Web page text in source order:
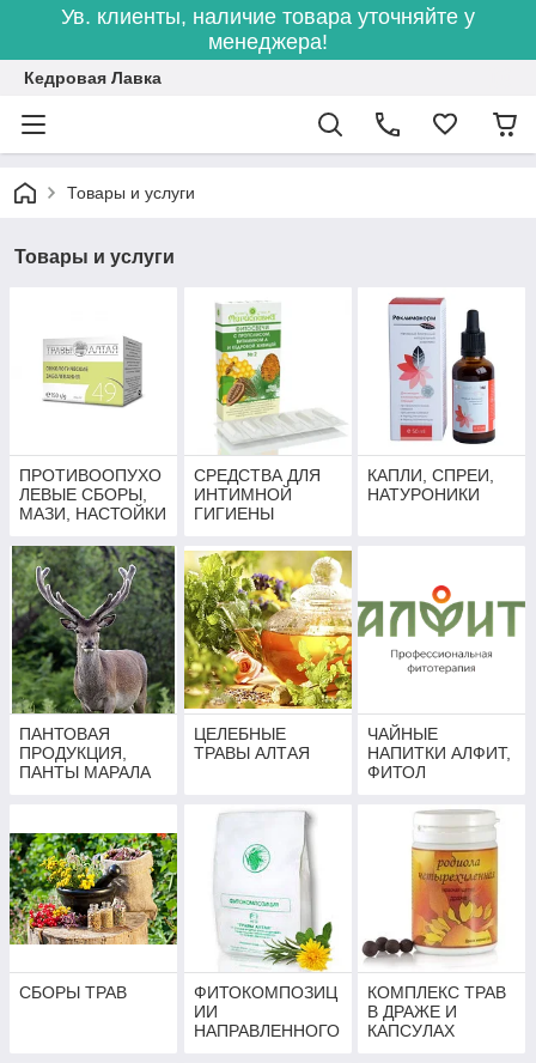
Ув. клиенты, наличие товара уточняйте у
менеджера!
Кедровая Лавка
Товары и услуги
Товары и услуги
ПРОТИВООПУХО
ЛЕВЫЕ СБОРЫ,
МАЗИ, НАСТОЙКИ
СРЕДСТВА ДЛЯ
ИНТИМНОЙ
ГИГИЕНЫ
КАПЛИ, СПРЕИ,
НАТУРОНИКИ
ПАНТОВАЯ
ПРОДУКЦИЯ,
ПАНТЫ МАРАЛА
ЦЕЛЕБНЫЕ
ТРАВЫ АЛТАЯ
ЧАЙНЫЕ
НАПИТКИ АЛФИТ,
ФИТОЛ
СБОРЫ ТРАВ
ФИТОКОМПОЗИЦ
ИИ
НАПРАВЛЕННОГО
КОМПЛЕКС ТРАВ
В ДРАЖЕ И
КАПСУЛАХ